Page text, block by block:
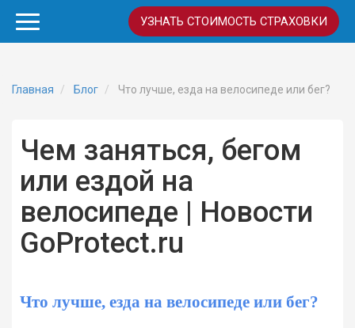
УЗНАТЬ СТОИМОСТЬ СТРАХОВКИ
Главная Блог Что лучше, езда на велосипеде или бег?
Чем заняться, бегом
или ездой на
велосипеде | Новости
GoProtect.ru
Что лучше, езда на велосипеде или бег?